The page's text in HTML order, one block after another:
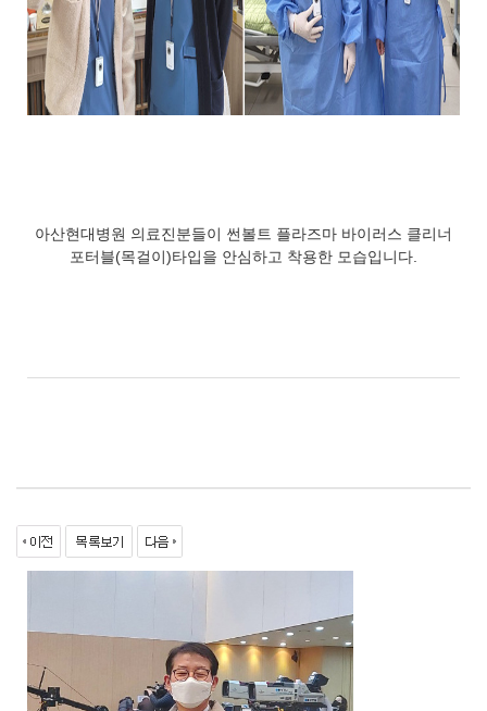
아산현대병원 의료진분들이 썬볼트 플라즈마 바이러스 클리너
포터블(목걸이)타입을 안심하고 착용한 모습입니다.